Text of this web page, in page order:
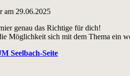
am 29.06.2025
genau das Richtige für dich!
Möglichkeit sich mit dem Thema ein
Seelbach-Seite